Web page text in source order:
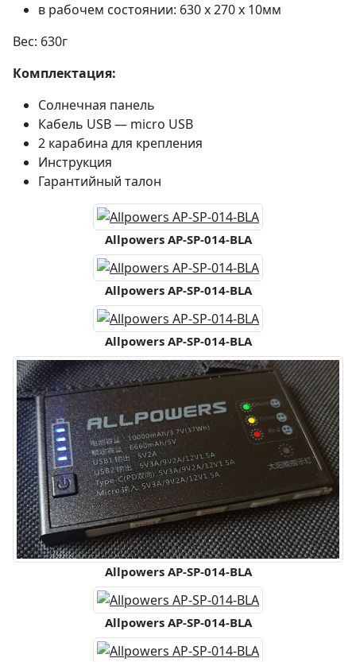
в рабочем состоянии: 630 x 270 x 10мм
Вес: 630г
Комплектация:
Солнечная панель
Кабель USB — micro USB
2 карабина для крепления
Инструкция
Гарантийный талон
Allpowers AP-SP-014-BLA
Allpowers AP-SP-014-BLA
Allpowers AP-SP-014-BLA
Allpowers AP-SP-014-BLA
Allpowers AP-SP-014-BLA